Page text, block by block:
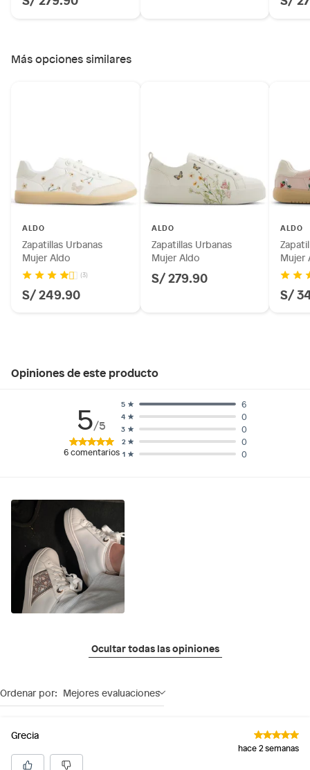
Más opciones similares
ALDO
Zapatillas Urbanas
Mujer Aldo
(3)
S/ 249.90
ALDO
Zapatillas Urbanas
Mujer Aldo
S/ 279.90
ALDO
Mujer
S/
Opiniones de este producto
5/5
6 comentarios 1 0
2 0
3 0
4 0
5 6
Ocultar todas las opiniones
Ordenar por: Mejores evaluaciones
Grecia
hace 2 semanas